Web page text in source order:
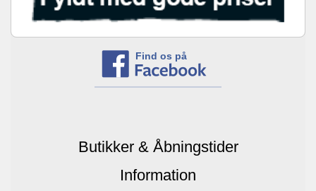
Find os på
Butikker & Åbningstider
Information